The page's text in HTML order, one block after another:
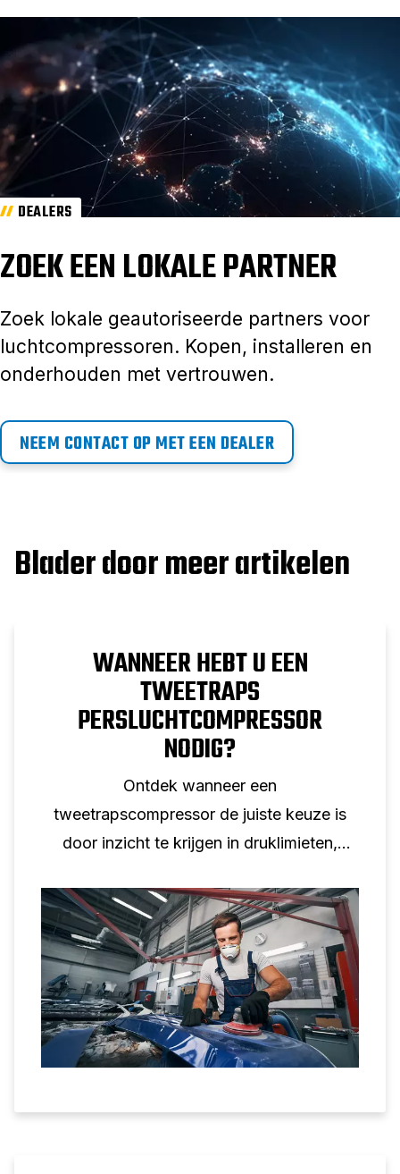
DEALERS
ZOEK EEN LOKALE PARTNER
Zoek lokale geautoriseerde partners voor
luchtcompressoren. Kopen, installeren en
onderhouden met vertrouwen.
NEEM CONTACT OP MET EEN DEALER
Blader door meer artikelen
WANNEER HEBT U EEN
TWEETRAPS
PERSLUCHTCOMPRESSOR
NODIG?
Ontdek wanneer een
tweetrapscompressor de juiste keuze is
door inzicht te krijgen in druklimieten,
toepassingen.